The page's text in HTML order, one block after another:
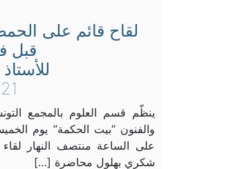
لقاح قائم على
قبل
21 أفريل 2022
ينظّم قسم العلوم بالمجمع
على الساعة منتصف النهار لقاء
شكري بهلول محاضرة […]